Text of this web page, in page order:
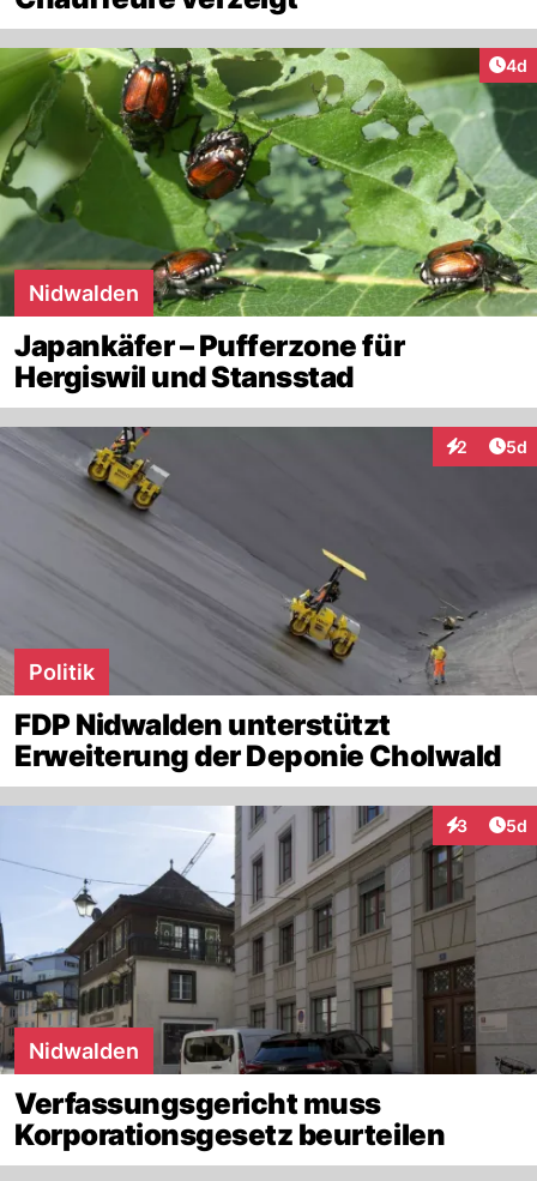
4d
Nidwalden
Japankäfer – Pufferzone für
Hergiswil und Stansstad
2 5d
Politik
FDP Nidwalden unterstützt
Erweiterung der Deponie Cholwald
3 5d
Nidwalden
Verfassungsgericht muss
Korporationsgesetz beurteilen